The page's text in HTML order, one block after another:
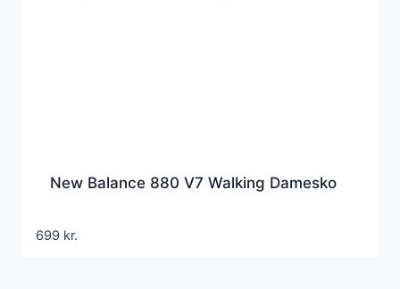
New Balance 880 V7 Walking Damesko
699 kr.